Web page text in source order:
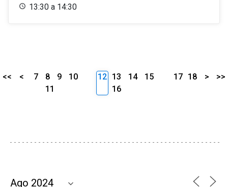
13:30 a 14:30
<< < 7 8 9
10
11
12 13 14
15
16
17 18 > >>